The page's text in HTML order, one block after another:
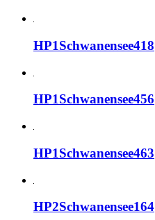
HP1Schwanensee418
HP1Schwanensee456
HP1Schwanensee463
HP2Schwanensee164